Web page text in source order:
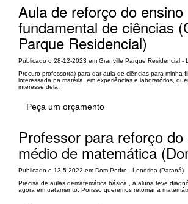
Aula de reforço do ensino
fundamental de ciências
Parque Residencial)
Publicado o 28-12-2023 em Granville Parque Residencial -
Procuro professor(a) para dar aula de ciências para minha
interessada na matéria, em experiências e laboratórios,
interesse dela.
Peça um orçamento
Professor para reforço do
médio de matemática
Publicado o 13-5-2022 em Dom Pedro - Londrina (Paraná)
Precisa de aulas dematemática básica , a aluna teve
agora em tratamento. Porisso queremos retomar a